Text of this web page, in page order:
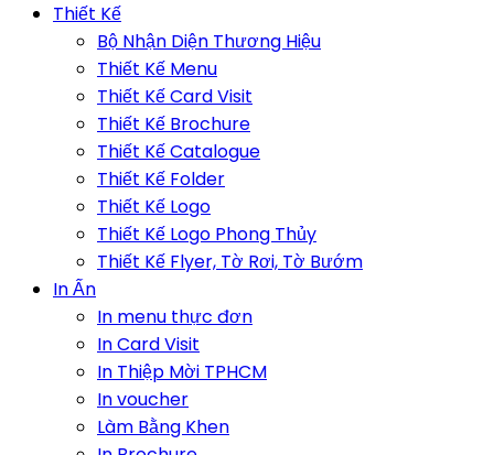
Thiết Kế
Bộ Nhận Diện Thương Hiệu
Thiết Kế Menu
Thiết Kế Card Visit
Thiết Kế Brochure
Thiết Kế Catalogue
Thiết Kế Folder
Thiết Kế Logo
Thiết Kế Logo Phong Thủy
Thiết Kế Flyer, Tờ Rơi, Tờ Bướm
In Ấn
In menu thực đơn
In Card Visit
In Thiệp Mời TPHCM
In voucher
Làm Bằng Khen